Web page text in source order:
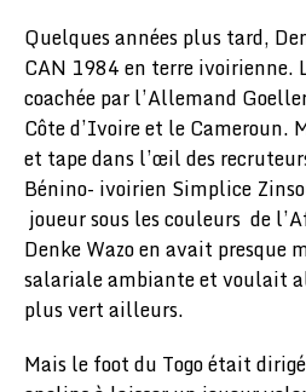
Quelques années plus tard,
CAN 1984 en terre ivoirienne.
coachée par l’Allemand
Côte d’Ivoire et le Cameroun.
et tape dans l’œil des
Bénino- ivoirien Simplice
joueur sous les couleurs de
Denke Wazo en avait presque
salariale ambiante et voulait
plus vert ailleurs.
Mais le foot du Togo était